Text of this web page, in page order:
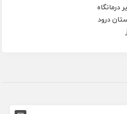
درمانگاه
درود